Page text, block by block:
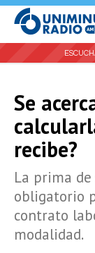
Se
recibe?
La prima
obligatorio
contrato
modalidad.